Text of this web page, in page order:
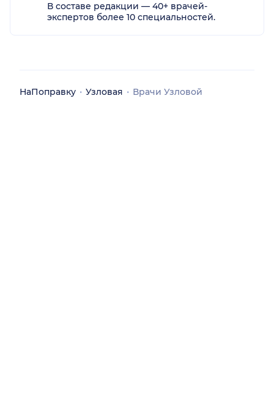
В составе редакции — 40+ врачей-
экспертов более 10 специальностей.
НаПоправку Узловая Врачи Узловой